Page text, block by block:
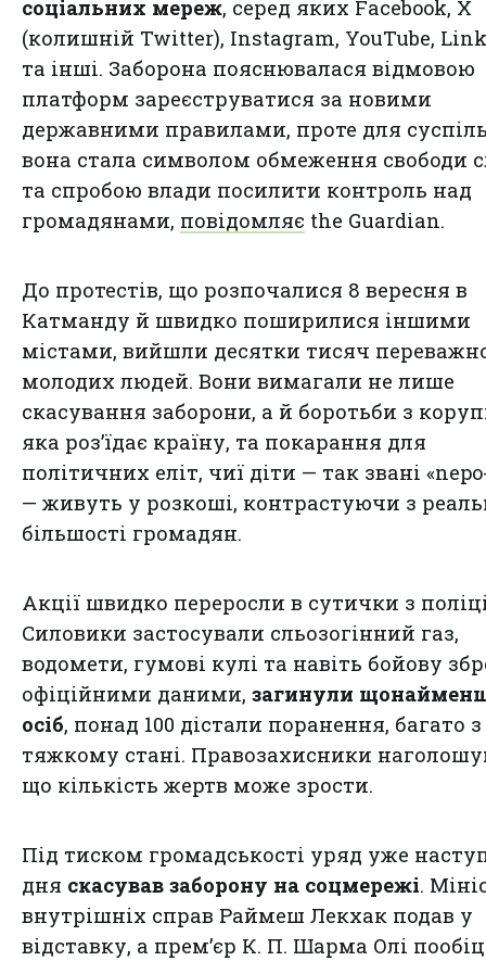
соціальних мереж, серед яких Facebook, X
(колишній Twitter), Instagram, YouTube,
та інші. Заборона пояснювалася відмовою
платформ зареєструватися за новими
державними правилами, проте для
вона стала символом обмеження свободи
та спробою влади посилити контроль над
громадянами, повідомляє the Guardian.
До протестів, що розпочалися 8 вересня в
Катманду й швидко поширилися іншими
містами, вийшли десятки тисяч
молодих людей. Вони вимагали не лише
скасування заборони, а й боротьби з
яка роз’їдає країну, та покарання для
політичних еліт, чиї діти — так звані
— живуть у розкоші, контрастуючи з
більшості громадян.
Акції швидко переросли в сутички з
Силовики застосували сльозогінний газ,
водомети, гумові кулі та навіть бойову
офіційними даними, загинули
осіб, понад 100 дістали поранення, багато
тяжкому стані. Правозахисники
що кількість жертв може зрости.
Під тиском громадськості уряд уже
дня скасував заборону на соцмережі.
внутрішніх справ Раймеш Лекхак подав у
відставку, а прем’єр К. П. Шарма Олі